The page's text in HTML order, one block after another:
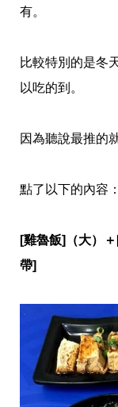
有。
比較特別的是冬
以吃的到。
因為聽說最推的
點了以下的內容：
[雞魯飯]（大）
帶]